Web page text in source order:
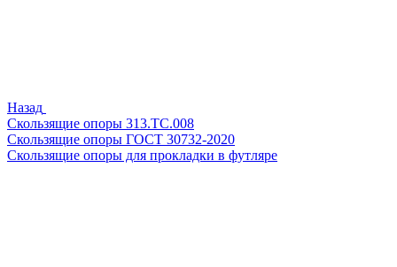
Назад
Скользящие опоры 313.ТС.008
Скользящие опоры ГОСТ 30732-2020
Скользящие опоры для прокладки в футляре